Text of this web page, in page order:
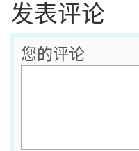
发表评论
您的评论